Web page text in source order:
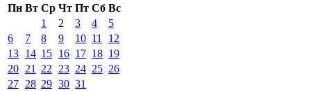
Пн Вт Ср Чт Пт Сб Вс
1
2 3 4
5
6
7 8 9 10 11
12
13 14 15 16 17 18 19
20 21 22 23 24 25 26
27 28 29 30 31